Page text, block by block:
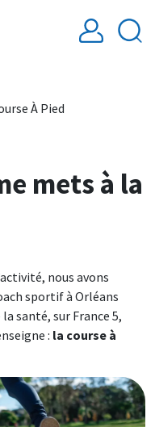
À Pied
mets à la
nous avons
sportif à Orléans
santé, sur France 5,
: la course à